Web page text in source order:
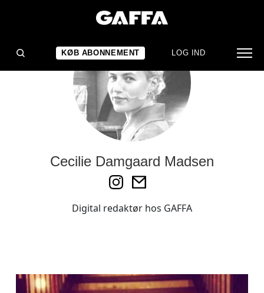
KØB ABONNEMENT LOG IND
Cecilie Damgaard Madsen
Digital redaktør hos GAFFA